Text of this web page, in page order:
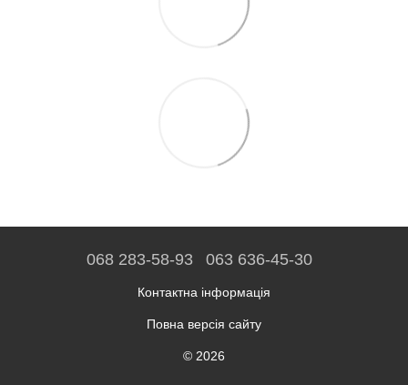
068 283-58-93 063 636-45-30
Контактна інформація
Повна версія сайту
© 2026